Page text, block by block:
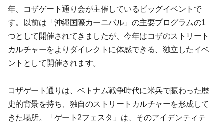
年、コザゲート通り会が主催しているビッグイベントで
す。以前は「沖縄国際カーニバル」の主要プログラムの1
つとして開催されてきましたが、今年はコザのストリート
カルチャーをよりダイレクトに体感できる、独立したイベ
ントとして開催されます。
コザゲート通りは、ベトナム戦争時代に米兵で賑わった歴
史的背景を持ち、独自のストリートカルチャーを形成して
きた場所。「ゲート2フェスタ」は、そのアイデンティテ